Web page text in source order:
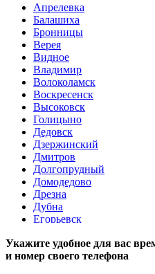
Апрелевка
Балашиха
Бронницы
Верея
Видное
Владимир
Волоколамск
Воскресенск
Высоковск
Голицыно
Дедовск
Дзержинский
Дмитров
Долгопрудный
Домодедово
Дрезна
Дубна
Егорьевск
Жуковский
Зарайск
Укажите удобное для вас
и номер своего телефона